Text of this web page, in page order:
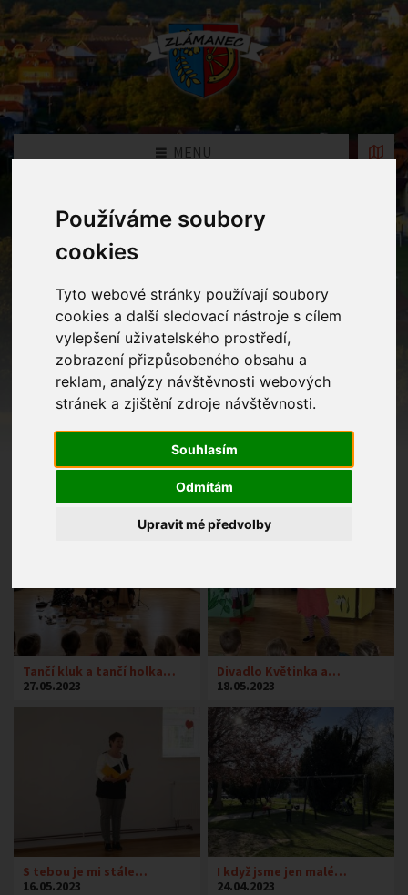
Používáme soubory
cookies
Tyto webové stránky používají soubory
cookies a další sledovací nástroje s cílem
vylepšení uživatelského prostředí,
zobrazení přizpůsobeného obsahu a
reklam, analýzy návštěvnosti webových
stránek a zjištění zdroje návštěvnosti.
Souhlasím
Odmítám
Upravit mé předvolby
MENU
Fotogalerie
Tančí kluk a tančí holka…
27.05.2023
Divadlo Květinka a…
18.05.2023
S tebou je mi stále…
16.05.2023
I když jsme jen malé…
24.04.2023